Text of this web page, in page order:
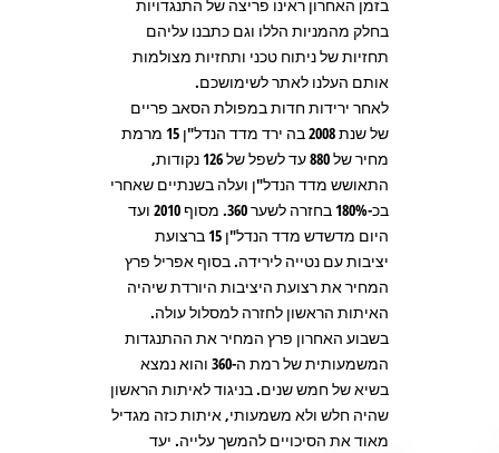
בזמן האחרון ראינו פריצה של התנגדויות
בחלק מהמניות הללו וגם כתבנו עליהם
תחזיות של ניתוח טכני ותחזיות מצולמות
אותם העלנו לאתר לשימושכם.
לאחר ירידות חדות במפולת הסאב פריים
של שנת 2008 בה ירד מדד הנדל"ן 15 מרמת
מחיר של 880 עד לשפל של 126 נקודות,
התאושש מדד הנדל"ן ועלה בשנתיים שאחרי
בכ-180% בחזרה לשער 360. מסוף 2010 ועד
היום מדשדש מדד הנדל"ן 15 ברצועת
יציבות עם נטייה לירידה. בסוף אפריל פרץ
המחיר את רצועת היציבות היורדת שיהיה
האיתות הראשון לחזרה למסלול עולה.
בשבוע האחרון פרץ המחיר את ההתנגדות
המשמעותית של רמת ה-360 והוא נמצא
בשיא של חמש שנים. בניגוד לאיתות הראשון
שהיה חלש ולא משמעותי, איתות כזה מגדיל
מאוד את הסיכויים להמשך עלייה. יעד